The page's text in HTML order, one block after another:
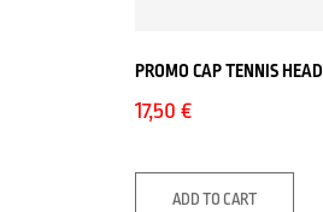
PROMO CΑP TENNIS HEAD
17,50€
ADD TO CART